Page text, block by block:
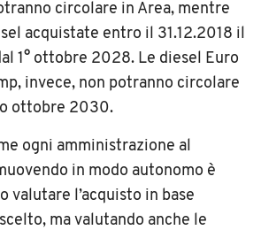
circolare in Area, mentre
acquistate entro il 31.12.2018 il
1° ottobre 2028. Le diesel Euro
invece, non potranno circolare
ottobre 2030.
ogni amministrazione al
in modo autonomo è
valutare l’acquisto in base
ma valutando anche le